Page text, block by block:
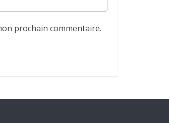
prochain commentaire.